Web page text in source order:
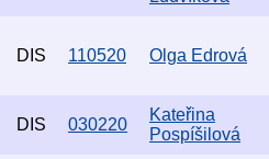
DIS 110520 Olga Edrová
DIS 030220
Kateřina
Pospíšilová